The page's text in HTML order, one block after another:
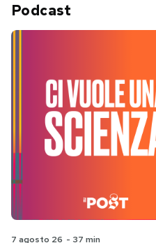
Podcast
7 agosto 26 - 37 min